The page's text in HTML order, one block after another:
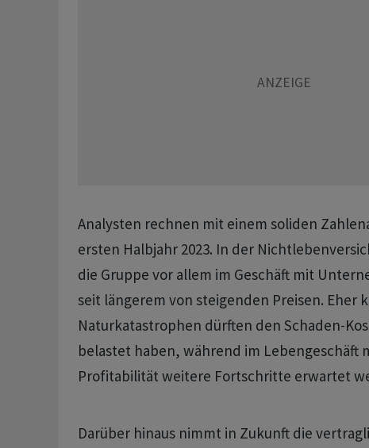
Analysten rechnen mit einem soliden
ersten Halbjahr 2023. In der
die Gruppe vor allem im Geschäft mit
seit längerem von steigenden Preisen. Eher
Naturkatastrophen dürften den Schaden-
belastet haben, während im Lebengeschäft
Profitabilität weitere Fortschritte erwartet
Darüber hinaus nimmt in Zukunft die